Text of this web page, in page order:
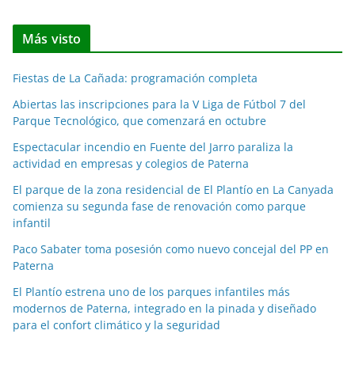
o
t
i
a
s
p
o
r
m
e
s
e
Más visto
Fiestas de La Cañada: programación completa
Abiertas las inscripciones para la V Liga de Fútbol 7 del
Parque Tecnológico, que comenzará en octubre
Espectacular incendio en Fuente del Jarro paraliza la
actividad en empresas y colegios de Paterna
El parque de la zona residencial de El Plantío en La Canyada
comienza su segunda fase de renovación como parque
infantil
Paco Sabater toma posesión como nuevo concejal del PP en
Paterna
El Plantío estrena uno de los parques infantiles más
modernos de Paterna, integrado en la pinada y diseñado
para el confort climático y la seguridad